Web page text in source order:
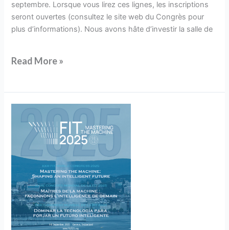
septembre. Lorsque vous lirez ces lignes, les inscriptions
seront ouvertes (consultez le site web du Congrès pour
plus d’informations). Nous avons hâte d’investir la salle de
Read More »
vos
agendas !
XXIIIe Congrès
mondial
de
la
FIT